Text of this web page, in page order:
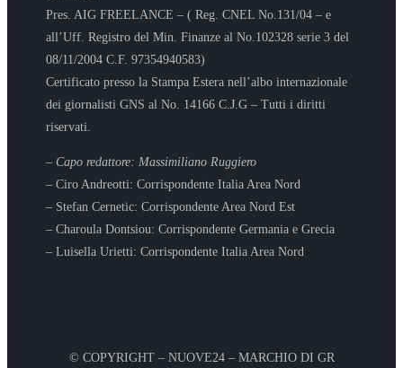
Pres. AIG FREELANCE – ( Reg. CNEL No.131/04 – e
all’Uff. Registro del Min. Finanze al No.102328 serie 3 del
08/11/2004 C.F. 97354940583)
Certificato presso la Stampa Estera nell’albo internazionale
dei giornalisti GNS al No. 14166 C.J.G – Tutti i diritti
riservati.
– Capo redattore: Massimiliano Ruggiero
– Ciro Andreotti: Corrispondente Italia Area Nord
– Stefan Cernetic: Corrispondente Area Nord Est
– Charoula Dontsiou: Corrispondente Germania e Grecia
– Luisella Urietti: Corrispondente Italia Area Nord
© COPYRIGHT – NUOVE24 – MARCHIO DI GR